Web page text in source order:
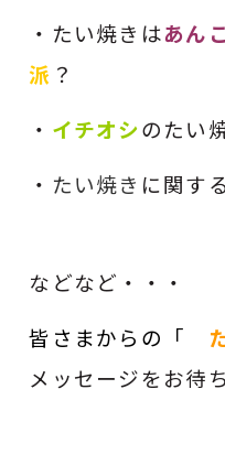
・たい焼きはあん
派 ？
・ イチオシのたい
・ たい焼き に関する
などなど・・・
皆さまからの 「
メッセージをお待